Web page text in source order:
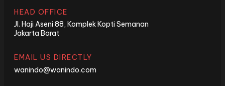
HEAD OFFICE
Jl. Haji Aseni 88, Komplek Kopti Semanan
Jakarta Barat
EMAIL US DIRECTLY
wanindo@wanindo.com